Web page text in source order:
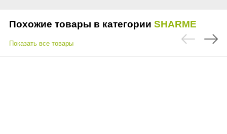
Похожие товары в категории SHARME
Показать все товары